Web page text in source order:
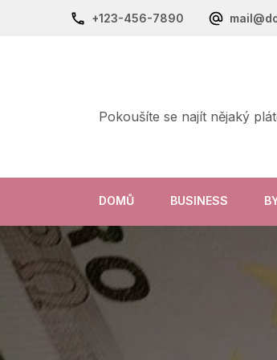
+123-456-7890
Pokoušíte se najít nějaký
DOMŮ BUSINESS